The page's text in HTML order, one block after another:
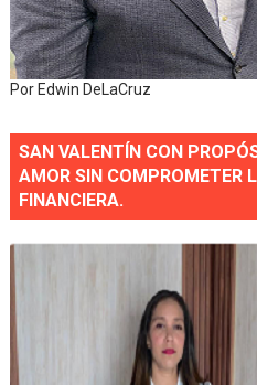
Por Edwin DeLaCruz
SAN VALENTÍN CON
AMOR SIN COMPROMETER
FINANCIERA.